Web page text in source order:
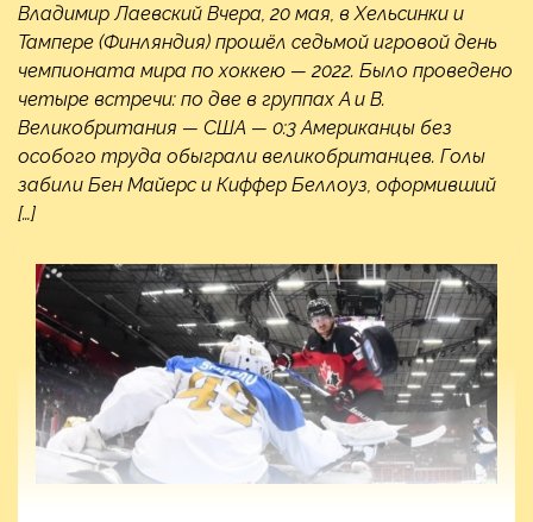
Владимир Лаевский Вчера, 20 мая, в Хельсинки и
Тампере (Финляндия) прошёл седьмой игровой день
чемпионата мира по хоккею — 2022. Было проведено
четыре встречи: по две в группах A и B.
Великобритания — США — 0:3 Американцы без
особого труда обыграли великобританцев. Голы
забили Бен Майерс и Киффер Беллоуз, оформивший
[…]